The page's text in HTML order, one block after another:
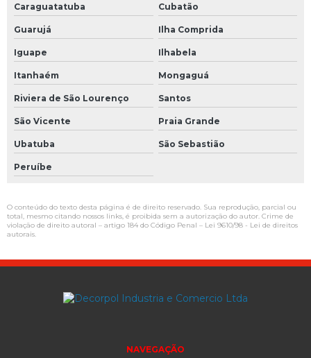
Caraguatatuba Cubatão
Guarujá Ilha Comprida
Iguape Ilhabela
Itanhaém Mongaguá
Riviera de São Lourenço Santos
São Vicente Praia Grande
Ubatuba São Sebastião
Peruíbe
O conteúdo do texto desta página é de direito reservado. Sua reprodução, parcial ou
total, mesmo citando nossos links, é proibida sem a autorização do autor. Crime de
violação de direito autoral – artigo 184 do Código Penal – Lei 9610/98 - Lei de direitos
autorais.
NAVEGAÇÃO